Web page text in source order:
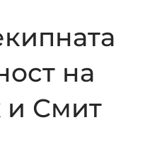
на
и Смит